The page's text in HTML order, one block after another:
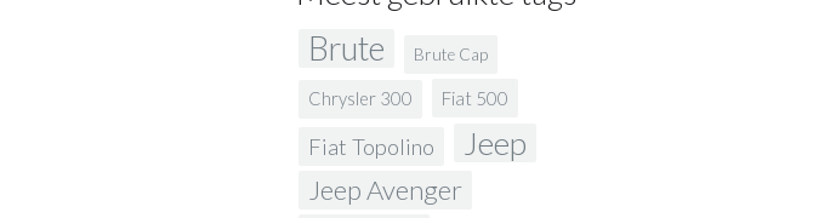
Brute Brute Cap
Chrysler 300 Fiat 500
Fiat Topolino Jeep
Jeep Avenger